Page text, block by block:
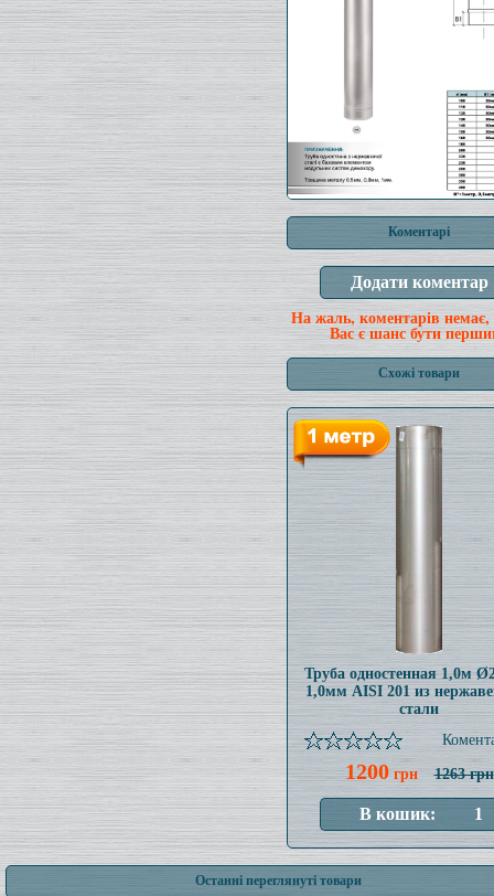
Коментарі
На жаль, коментарів немає,
Вас є шанс бути
Схожі товари
Труба одностенная 1,0м
1,0мм AISI 201 из
стали
1200грн 1263 грн
Останні переглянуті товари